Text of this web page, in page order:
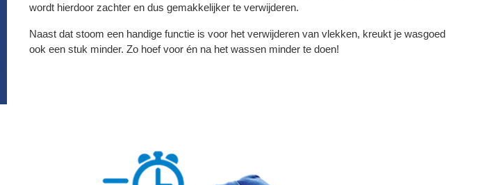
wordt hierdoor zachter en dus gemakkelijker te verwijderen.
Naast dat stoom een handige functie is voor het verwijderen van vlekken, kreukt je wasgoed
ook een stuk minder. Zo hoef voor én na het wassen minder te doen!